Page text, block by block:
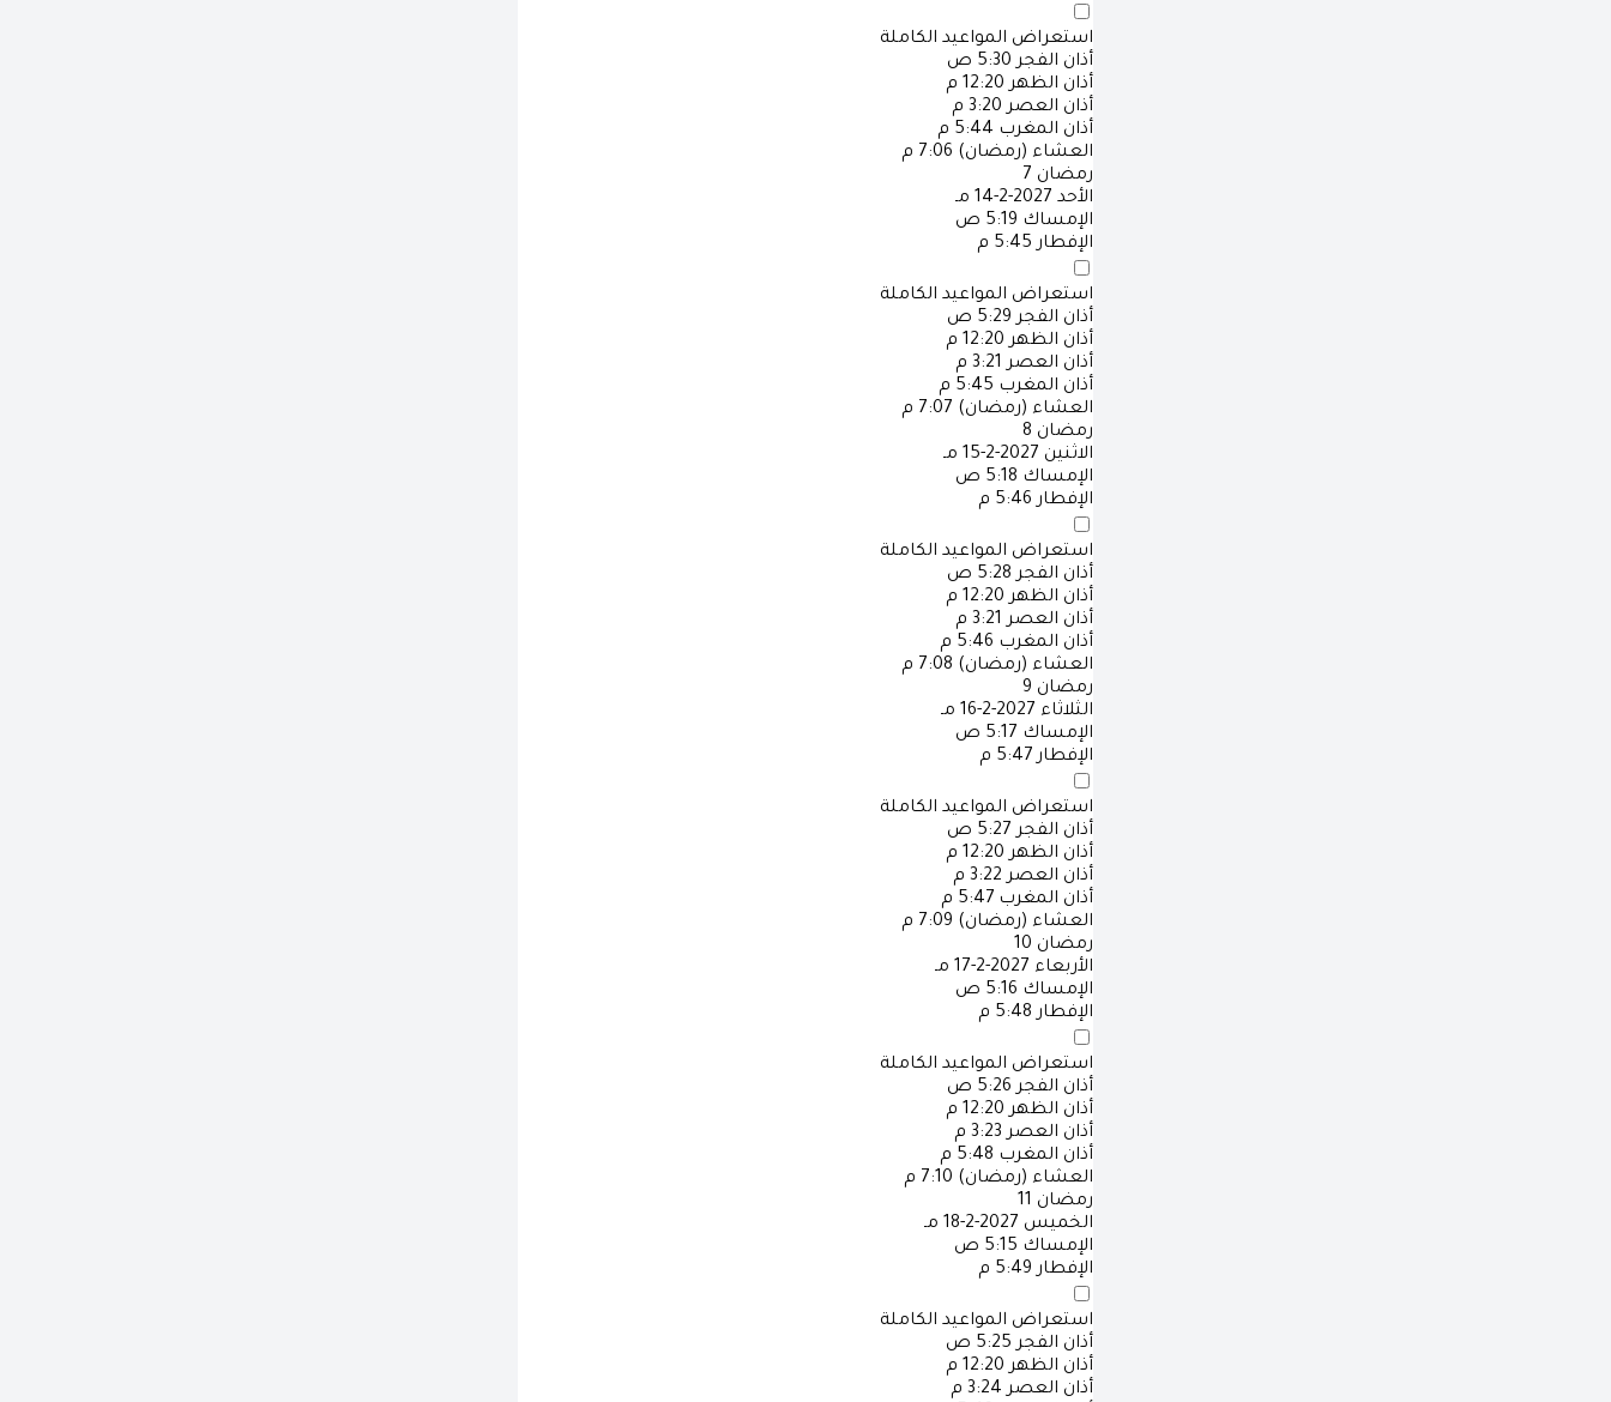
استعراض المواعيد الكاملة
أذان الفجر 5:30 ص
أذان الظهر 12:20 م
أذان العصر 3:20 م
أذان المغرب 5:44 م
العشاء (رمضان) 7:06 م
رمضان 7
الأحد 2027-2-14 مـ
الإمساك 5:19 ص
الإفطار 5:45 م
استعراض المواعيد الكاملة
أذان الفجر 5:29 ص
أذان الظهر 12:20 م
أذان العصر 3:21 م
أذان المغرب 5:45 م
العشاء (رمضان) 7:07 م
رمضان 8
الاثنين 2027-2-15 مـ
الإمساك 5:18 ص
الإفطار 5:46 م
استعراض المواعيد الكاملة
أذان الفجر 5:28 ص
أذان الظهر 12:20 م
أذان العصر 3:21 م
أذان المغرب 5:46 م
العشاء (رمضان) 7:08 م
رمضان 9
الثلاثاء 2027-2-16 مـ
الإمساك 5:17 ص
الإفطار 5:47 م
استعراض المواعيد الكاملة
أذان الفجر 5:27 ص
أذان الظهر 12:20 م
أذان العصر 3:22 م
أذان المغرب 5:47 م
العشاء (رمضان) 7:09 م
رمضان 10
الأربعاء 2027-2-17 مـ
الإمساك 5:16 ص
الإفطار 5:48 م
استعراض المواعيد الكاملة
أذان الفجر 5:26 ص
أذان الظهر 12:20 م
أذان العصر 3:23 م
أذان المغرب 5:48 م
العشاء (رمضان) 7:10 م
رمضان 11
الخميس 2027-2-18 مـ
الإمساك 5:15 ص
الإفطار 5:49 م
استعراض المواعيد الكاملة
أذان الفجر 5:25 ص
أذان الظهر 12:20 م
أذان العصر 3:24 م